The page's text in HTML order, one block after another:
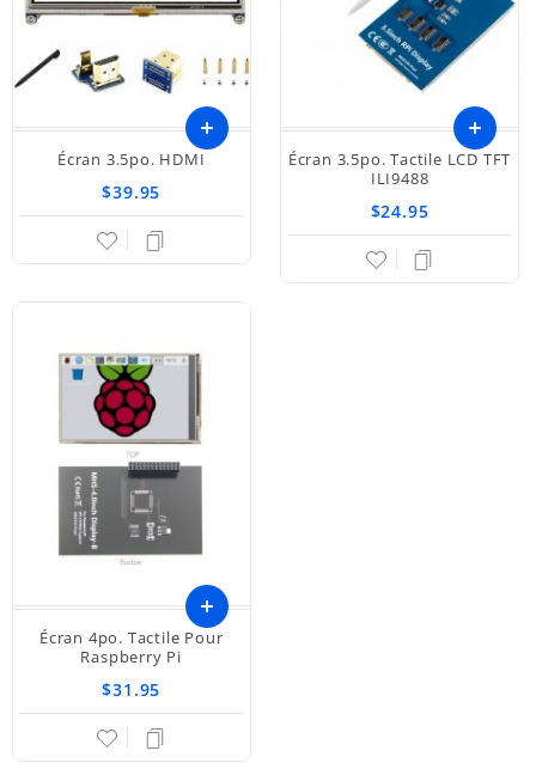
Écran 3.5po. HDMI
$39.95
Ajouter
au
Écran 3.5po. Tactile LCD TFT
ILI9488
$24.95
Ajouter
Écran 4po. Tactile Pour
Raspberry Pi
$31.95
Ajouter